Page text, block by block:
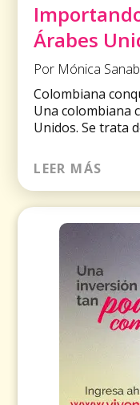
Árabes
Por Mónica
Colombiana
Una colombiana
Unidos. Se trata
LEER MÁS